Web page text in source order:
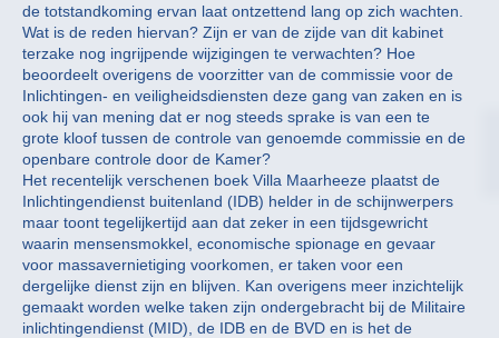
de totstandkoming ervan laat ontzettend lang op zich wachten.
Wat is de reden hiervan? Zijn er van de zijde van dit kabinet
terzake nog ingrijpende wijzigingen te verwachten? Hoe
beoordeelt overigens de voorzitter van de commissie voor de
Inlichtingen- en veiligheidsdiensten deze gang van zaken en is
ook hij van mening dat er nog steeds sprake is van een te
grote kloof tussen de controle van genoemde commissie en de
openbare controle door de Kamer?
Het recentelijk verschenen boek Villa Maarheeze plaatst de
Inlichtingendienst buitenland (IDB) helder in de schijnwerpers
maar toont tegelijkertijd aan dat zeker in een tijdsgewricht
waarin mensensmokkel, economische spionage en gevaar
voor massavernietiging voorkomen, er taken voor een
dergelijke dienst zijn en blijven. Kan overigens meer inzichtelijk
gemaakt worden welke taken zijn ondergebracht bij de Militaire
inlichtingendienst (MID), de IDB en de BVD en is het de